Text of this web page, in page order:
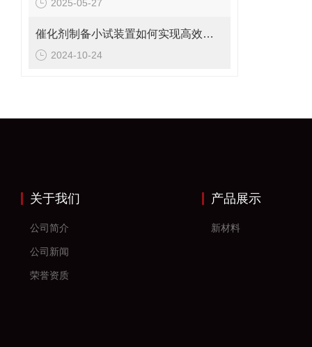
2025-05-27
催化剂制备小试装置如何实现高效、精确的小试操作？
2024-10-24
关于我们
公司简介
公司新闻
荣誉资质
产品展示
新材料